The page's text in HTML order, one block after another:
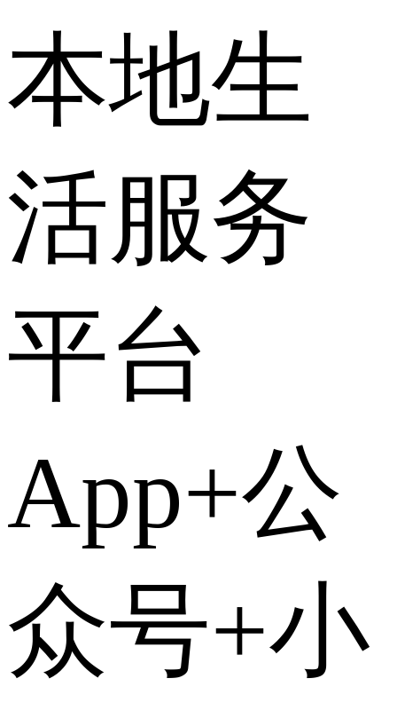
本地生
活服务
平台
App+公
众号+小